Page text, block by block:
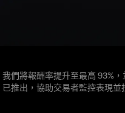
我們將報酬率提升至最高 93%
已推出，協助交易者監控表現並